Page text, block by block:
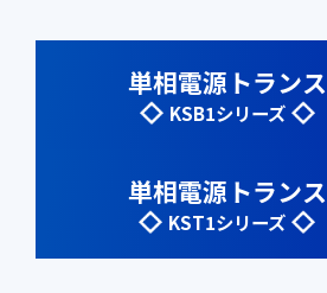
単相電源トランス
KSB1シリーズ
単相電源トランス
KST1シリーズ